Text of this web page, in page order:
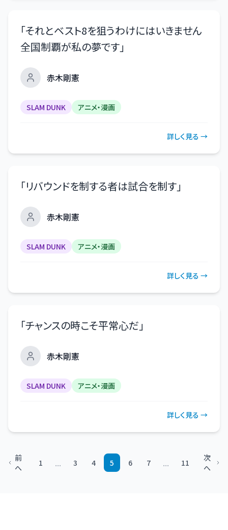
「それとベスト8を狙うわけにはいきません
全国制覇が私の夢です」
赤木剛憲
SLAM DUNK アニメ・漫画
詳しく見る →
「リバウンドを制する者は試合を制す」
赤木剛憲
SLAM DUNK アニメ・漫画
詳しく見る →
「チャンスの時こそ平常心だ 」
赤木剛憲
SLAM DUNK アニメ・漫画
詳しく見る →
前
へ
1 ... 3 4 5 6 7 ... 11
次
へ